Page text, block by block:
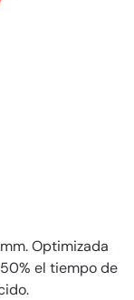
Optimizada
el tiempo de